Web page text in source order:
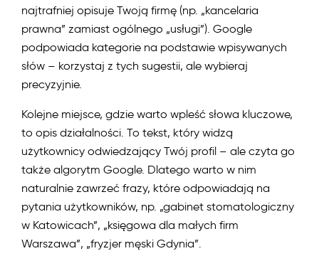
najtrafniej opisuje Twoją firmę (np. „kancelaria
prawna” zamiast ogólnego „usługi”). Google
podpowiada kategorie na podstawie wpisywanych
słów – korzystaj z tych sugestii, ale wybieraj
precyzyjnie.
Kolejne miejsce, gdzie warto wpleść słowa kluczowe,
to opis działalności. To tekst, który widzą
użytkownicy odwiedzający Twój profil – ale czyta go
także algorytm Google. Dlatego warto w nim
naturalnie zawrzeć frazy, które odpowiadają na
pytania użytkowników, np. „gabinet stomatologiczny
w Katowicach”, „księgowa dla małych firm
Warszawa”, „fryzjer męski Gdynia”.